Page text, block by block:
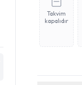
Takvim
kapalıdır